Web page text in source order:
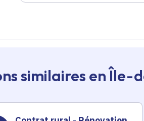
similaires en Île-